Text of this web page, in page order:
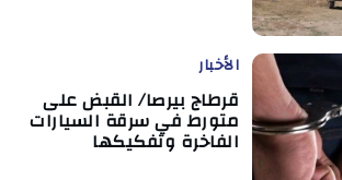
الأخبار
قرطاج بيرصا/ القبض على
متورط في سرقة السيارات
الفاخرة وتفكيكها